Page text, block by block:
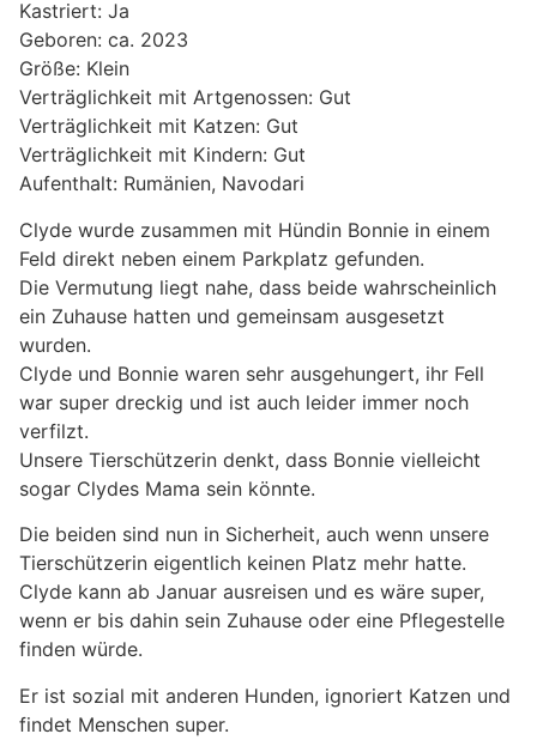
Kastriert: Ja
Geboren: ca. 2023
Größe: Klein
Verträglichkeit mit Artgenossen: Gut
Verträglichkeit mit Katzen: Gut
Verträglichkeit mit Kindern: Gut
Aufenthalt: Rumänien, Navodari
Clyde wurde zusammen mit Hündin Bonnie in einem
Feld direkt neben einem Parkplatz gefunden.
Die Vermutung liegt nahe, dass beide wahrscheinlich
ein Zuhause hatten und gemeinsam ausgesetzt
wurden.
Clyde und Bonnie waren sehr ausgehungert, ihr Fell
war super dreckig und ist auch leider immer noch
verfilzt.
Unsere Tierschützerin denkt, dass Bonnie vielleicht
sogar Clydes Mama sein könnte.
Die beiden sind nun in Sicherheit, auch wenn unsere
Tierschützerin eigentlich keinen Platz mehr hatte.
Clyde kann ab Januar ausreisen und es wäre super,
wenn er bis dahin sein Zuhause oder eine Pflegestelle
finden würde.
Er ist sozial mit anderen Hunden, ignoriert Katzen und
findet Menschen super.